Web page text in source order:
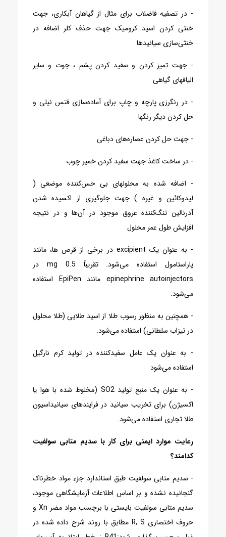
- در تصفیه فاضلاب برای مثال از گیاهان آبکاری، جهت
خنثی کردن اسید کرومیک جهت حذف کلر اضافه در
خنثی‌سازی سیانیدها
- جهت تمیز کردن و سفید کردن پشم ، جوت و سایر
الیافهای گیاهی
- در رنگرزی پارچه و چاپ برای آماده‌سازی فتس نیلی و
حل کردن دیگر رنگها
- جهت حل کردن عصاره‌های دباغی
- در ساخت کاغذ جهت سفید کردن خمیر چوب
- اضافه شده به محلولهای بی حس‌کننده موضعی (
لیدوکائین و غیره ) جهت جلوگیری از اکسیده شدن
آدرنالین تنگ‌کننده عروق موجود در آن‌ها و در نتیجه
افزایش طول عمر محلول
- به عنوان یک excipient در برخی از قرص ها، مانند
پاراستامول استفاده می‌شود. تقریباً 0.5 mg در
epinephrine autoinjectors مانند EpiPen استفاده
می‌شود.
- همچنین به منظور رسوب طلا از اسید طلایی (طلا محلول
در تیزاب سلطانی) استفاده می‌شود.
- به عنوان یک عامل سفیدکننده در تولید کرم نارگیل
استفاده می‌شود
- به عنوان یک منبع تولید SO2 (مخلوط شده با هوا یا
اکسیژن) برای تخریب سیانید در فرایندهای سیانیداسیون
طلا تجاری استفاده می‌شود.
رعایت موارد ایمنی برای کار با سدیم متابی سولفیت
کدامند؟
- سدیم متابی سولفیت طبق استاندارد جزء مواد خطرناک
گنجانیده نشده و بر اساس اطلاعات آزمایشگاهی موجود،
سدیم متابی سولفیت بایستی با برچسب مواد مضر Xn و
حروف اختصاری R, S مطابق با روند شرح داده شده در